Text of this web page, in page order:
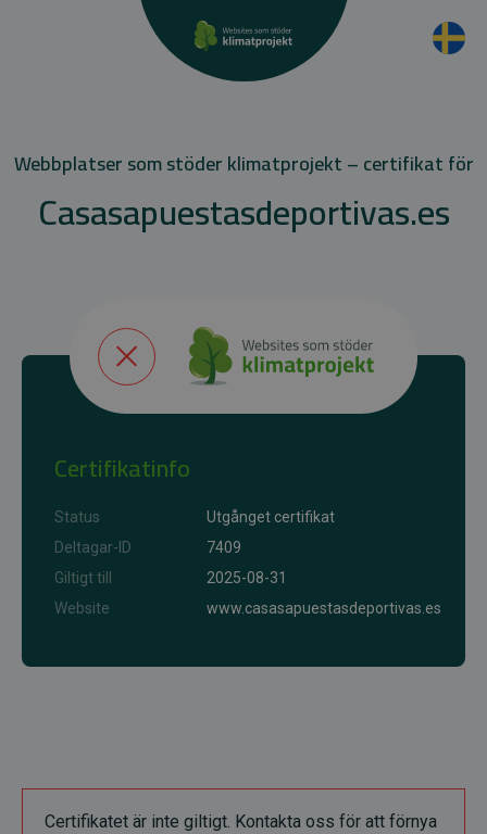
Webbplatser som stöder klimatprojekt – certifikat för
Casasapuestasdeportivas.es
Certifikatinfo
Status
Utgånget certifikat
Deltagar-ID
7409
Giltigt till
2025-08-31
Website
www.casasapuestasdeportivas.es
Certifikatet är inte giltigt. Kontakta oss för att förnya